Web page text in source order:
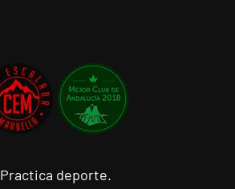
Practica deporte.